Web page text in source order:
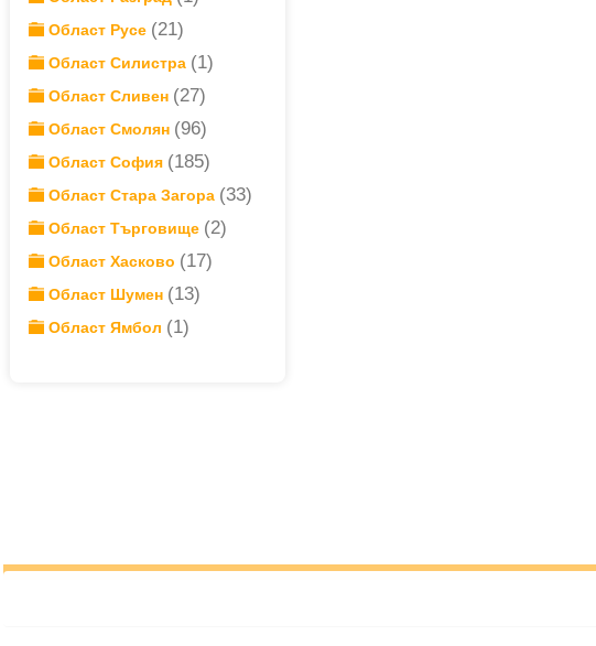
Област Русе (21)
Област Силистра (1)
Област Сливен (27)
Област Смолян (96)
Област София (185)
Област Стара Загора (33)
Област Търговище (2)
Област Хасково (17)
Област Шумен (13)
Област Ямбол (1)